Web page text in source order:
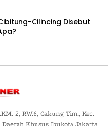
Cilincing Disebut
2, RW.6, Cakung Tim., Kec.
Khusus Ibukota Jakarta